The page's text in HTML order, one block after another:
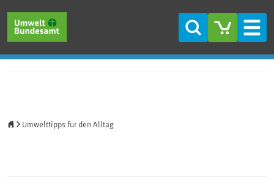
Suche
Umwelttipps für den Alltag